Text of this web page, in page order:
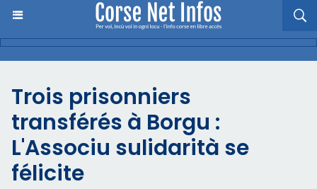
Trois prisonniers
transférés à Borgu :
L'Associu sulidarità se
félicite